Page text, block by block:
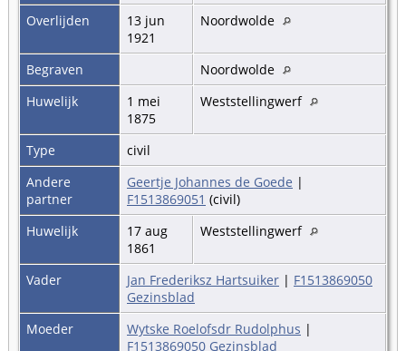
Overlijden
13 jun
1921
Noordwolde
Begraven
Noordwolde
Huwelijk
1 mei
1875
Weststellingwerf
Type
civil
Andere
partner
Geertje Johannes de Goede |
F1513869051 (civil)
Huwelijk
17 aug
1861
Weststellingwerf
Vader Jan Frederiksz Hartsuiker | F1513869050
Gezinsblad
Moeder
Wytske Roelofsdr Rudolphus |
F1513869050 Gezinsblad